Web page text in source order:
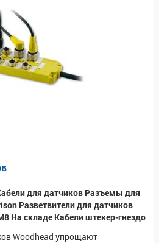
для датчиков Разъемы для
Разветвители для датчиков
складе Кабели штекер-гнездо
Woodhead упрощают